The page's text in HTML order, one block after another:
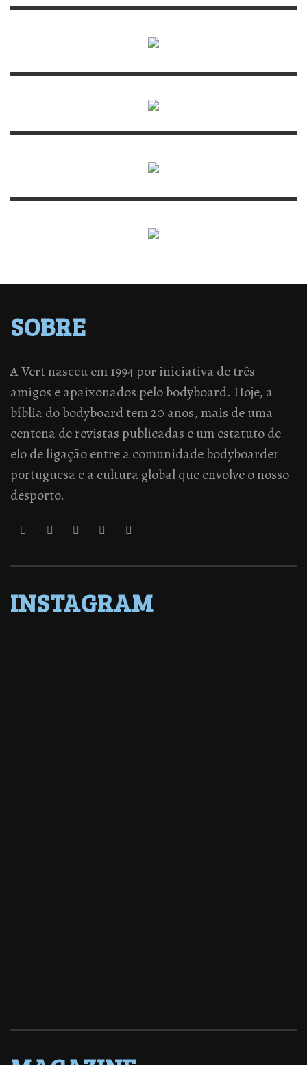
SOBRE
A Vert nasceu em 1994 por iniciativa de três
amigos e apaixonados pelo bodyboard. Hoje, a
bíblia do bodyboard tem 20 anos, mais de uma
centena de revistas publicadas e um estatuto de
elo de ligação entre a comunidade bodyboarder
portuguesa e a cultura global que envolve o nosso
desporto.
INSTAGRAM